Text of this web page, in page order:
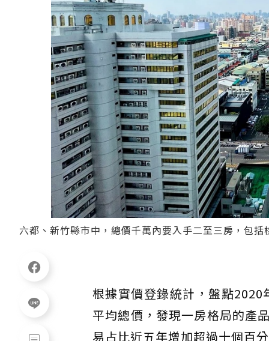
六都、新竹縣市中，總價千萬內要入手二至三房，包
根據實價登錄統計，盤點
平均總價，發現一房格局的產
易占比近五年增加超過十個百